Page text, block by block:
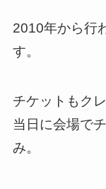
2010年から行
す。
チケットもク
当日に会場で
み。